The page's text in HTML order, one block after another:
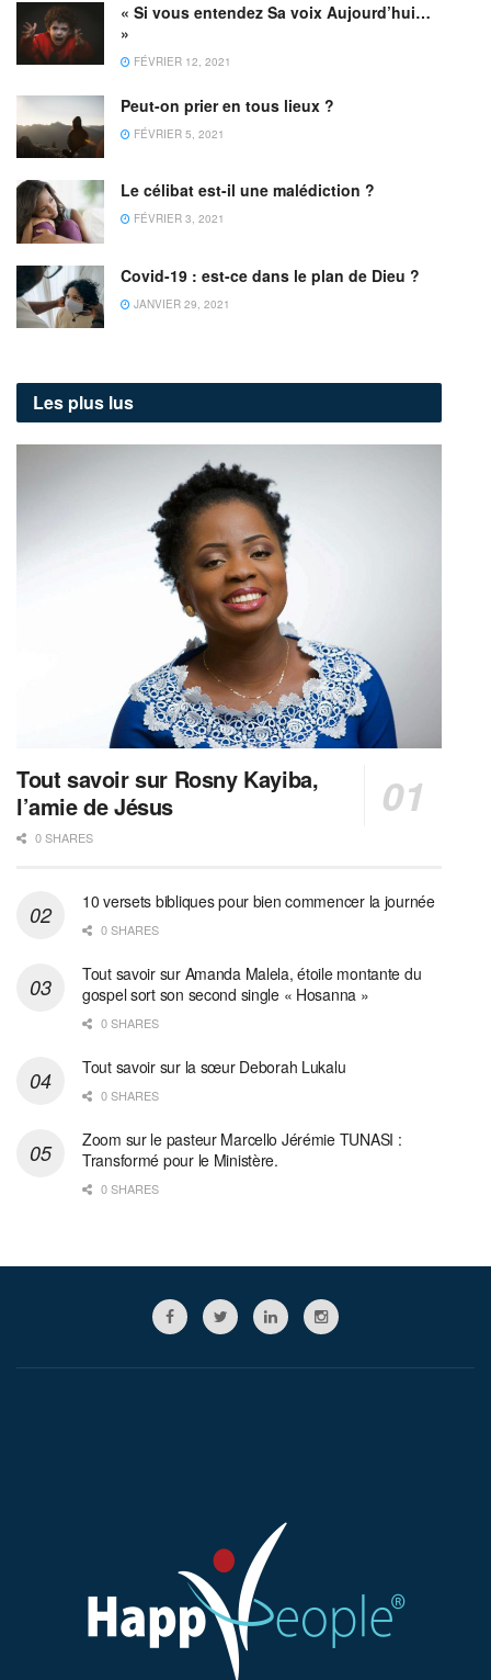
« Si vous entendez Sa voix Aujourd’hui…
»
FÉVRIER 12, 2021
Peut-on prier en tous lieux ?
FÉVRIER 5, 2021
Le célibat est-il une malédiction ?
FÉVRIER 3, 2021
Covid-19 : est-ce dans le plan de Dieu ?
JANVIER 29, 2021
Les plus lus
Tout savoir sur Rosny Kayiba,
l’amie de Jésus
0 SHARES
10 versets bibliques pour bien commencer la journée
0 SHARES
Tout savoir sur Amanda Malela, étoile montante du
gospel sort son second single « Hosanna »
0 SHARES
Tout savoir sur la sœur Deborah Lukalu
0 SHARES
Zoom sur le pasteur Marcello Jérémie TUNASI :
Transformé pour le Ministère.
0 SHARES